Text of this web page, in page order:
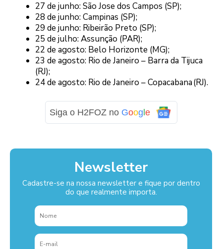
27 de junho: São Jose dos Campos (SP);
28 de junho: Campinas (SP);
29 de junho: Ribeirão Preto (SP);
25 de julho: Assunção (PAR);
22 de agosto: Belo Horizonte (MG);
23 de agosto: Rio de Janeiro – Barra da Tijuca
(RJ);
24 de agosto: Rio de Janeiro – Copacabana (RJ).
Siga o H2FOZ no Google
Newsletter
Cadastre-se na nossa newsletter e fique por dentro
do que realmente importa.